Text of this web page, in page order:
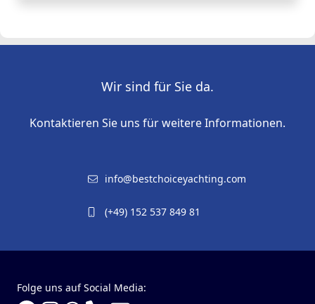
Wir sind für Sie da.
Kontaktieren Sie uns für weitere Informationen.
info@bestchoiceyachting.com
(+49) 152 537 849 81
Folge uns auf Social Media: